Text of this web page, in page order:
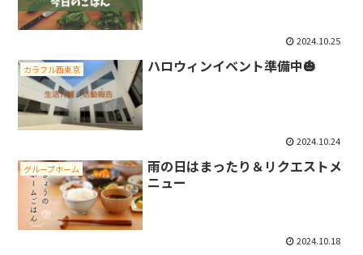
2024.10.25
カラフル西東京 ハロウィンイベント準備中🎃
2024.10.24
グループホーム
雨の日はまったり＆リクエストメ
ニュー
2024.10.18